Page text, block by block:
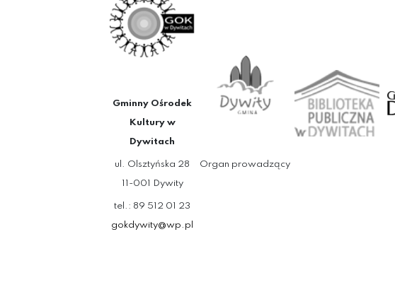
Gminny Ośrodek
Kultury w
Dywitach
ul. Olsztyńska 28
11-001 Dywity
tel.: 89 512 01 23
gokdywity@wp.pl
Organ prowadzący